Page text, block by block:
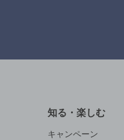
知る・楽しむ
キャンペーン